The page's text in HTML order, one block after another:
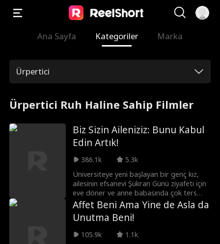
Ana Sayfa Kategoriler Marka
Ürpertici
Ürpertici Ruh Haline Sahip Filmler
Biz Sizin Aileniziz: Bunu Kabul
Edin Artık!
386.1k
5.3k
Üniversiteye yeni başlayan bir genç kız,
ailesinin efsanevi Şükran Günü ziyafeti için
eve döner ve anne babasında çok ters
giden bir şeyler olduğundan
şüphelenmeye başlar.
Affet Beni Ama Yine de Asla da
Unutma Beni!
105.9k
1.1k